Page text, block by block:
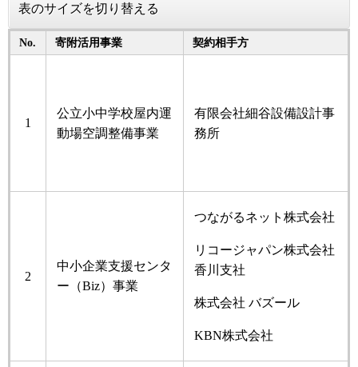
表のサイズを切り替える
No. 寄附活用事業 契約相手方
1
公立小中学校屋内運
動場空調整備事業
有限会社細谷設備設計事
務所
2
中小企業支援センタ
ー（Biz）事業
つながるネット株式会社
リコージャパン株式会社
香川支社
株式会社 バズール
KBN株式会社